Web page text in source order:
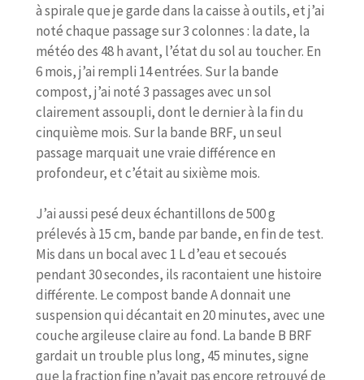
à spirale que je garde dans la caisse à outils, et j’ai
noté chaque passage sur 3 colonnes : la date, la
météo des 48 h avant, l’état du sol au toucher. En
6 mois, j’ai rempli 14 entrées. Sur la bande
compost, j’ai noté 3 passages avec un sol
clairement assoupli, dont le dernier à la fin du
cinquième mois. Sur la bande BRF, un seul
passage marquait une vraie différence en
profondeur, et c’était au sixième mois.
J’ai aussi pesé deux échantillons de 500 g
prélevés à 15 cm, bande par bande, en fin de test.
Mis dans un bocal avec 1 L d’eau et secoués
pendant 30 secondes, ils racontaient une histoire
différente. Le compost bande A donnait une
suspension qui décantait en 20 minutes, avec une
couche argileuse claire au fond. La bande B BRF
gardait un trouble plus long, 45 minutes, signe
que la fraction fine n’avait pas encore retrouvé de